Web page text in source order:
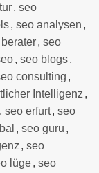
, seo
, seo analysen ,
, seo
, seo blogs,
consulting ,
Intelligenz ,
, seo erfurt, seo
, seo guru ,
, seo
lüge, seo